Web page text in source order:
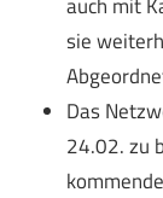
sie
Das
24.02. zu